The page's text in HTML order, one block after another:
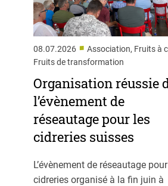
08.07.2026 ■ Association, Fruits à
Fruits de transformation
Organisation réussie
l’évènement de
réseautage pour les
cidreries suisses
L’évènement de réseautage
cidreries organisé à la fin juin à